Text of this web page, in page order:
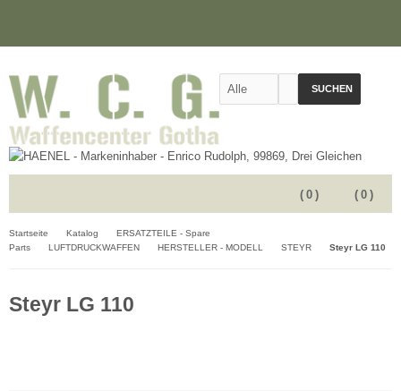
SUCHEN
( 0 )
( 0 )
Startseite Katalog
ERSATZTEILE - Spare
Parts
LUFTDRUCKWAFFEN HERSTELLER - MODELL STEYR Steyr LG 110
Steyr LG 110